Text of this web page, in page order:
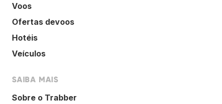
Voos
Ofertas devoos
Hotéis
Veículos
SAIBA MAIS
Sobre o Trabber